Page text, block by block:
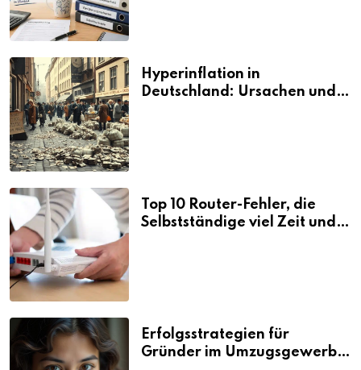
Hyperinflation in
Deutschland: Ursachen und
Top 10 Router-Fehler, die
Selbstständige viel Zeit und
Erfolgsstrategien für
Gründer im Umzugsgewerbe